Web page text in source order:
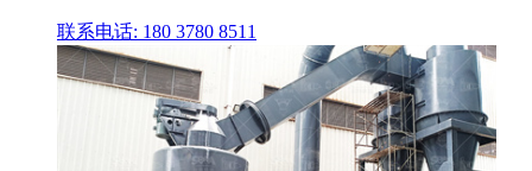
联系电话: 180 3780 8511